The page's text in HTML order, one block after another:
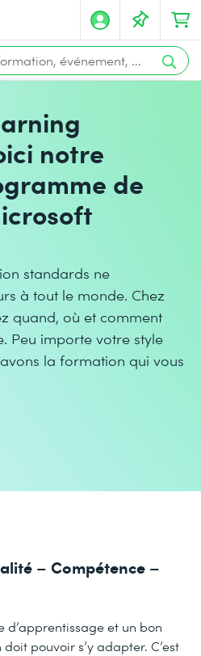
notre
de
standards ne
à tout le monde. Chez
quand, où et comment
Peu importe votre style
la formation qui vous
– Compétence –
d’apprentissage et un bon
pouvoir s’y adapter. C’est